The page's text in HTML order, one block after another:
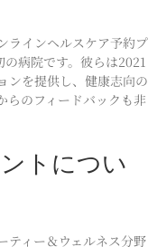
ラインヘルスケア予約プ
病院です。彼らは2021
ンを提供し、健康志向の
らのフィードバックも非
トについ
ィー＆ウェルネス分野